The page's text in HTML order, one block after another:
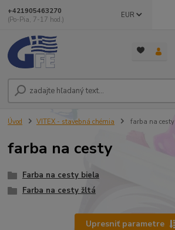
EUR
+421905463270
(Po-Pia, 7-17 hod.)
Úvod VITEX - stavebná chémia farba na cesty
farba na cesty
Farba na cesty biela
Farba na cesty žltá
Upresniť parametre